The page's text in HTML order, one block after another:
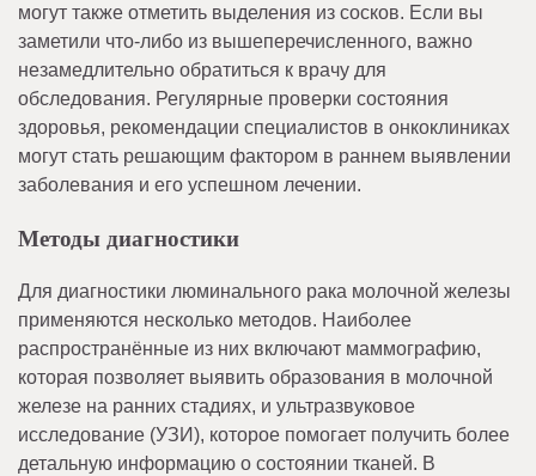
могут также отметить выделения из сосков. Если вы
заметили что-либо из вышеперечисленного, важно
незамедлительно обратиться к врачу для
обследования. Регулярные проверки состояния
здоровья, рекомендации специалистов в онкоклиниках
могут стать решающим фактором в раннем выявлении
заболевания и его успешном лечении.
Методы диагностики
Для диагностики люминального рака молочной железы
применяются несколько методов. Наиболее
распространённые из них включают маммографию,
которая позволяет выявить образования в молочной
железе на ранних стадиях, и ультразвуковое
исследование (УЗИ), которое помогает получить более
детальную информацию о состоянии тканей. В